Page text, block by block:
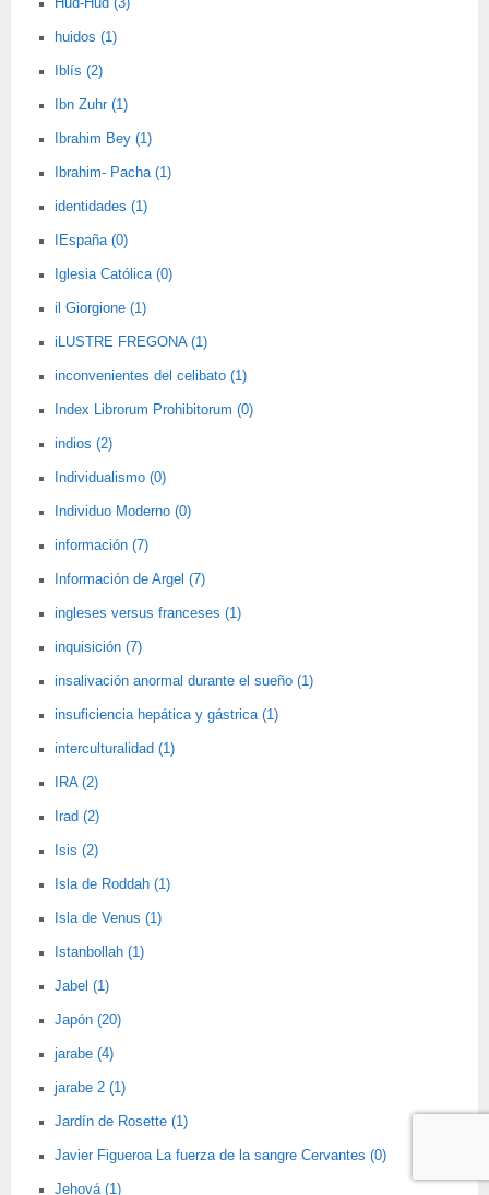
Hud-Hud (3)
huidos (1)
Iblís (2)
Ibn Zuhr (1)
Ibrahim Bey (1)
Ibrahim- Pacha (1)
identidades (1)
IEspaña (0)
Iglesia Católica (0)
il Giorgione (1)
iLUSTRE FREGONA (1)
inconvenientes del celibato (1)
Index Librorum Prohibitorum (0)
indios (2)
Individualismo (0)
Individuo Moderno (0)
información (7)
Información de Argel (7)
ingleses versus franceses (1)
inquisición (7)
insalivación anormal durante el sueño (1)
insuficiencia hepática y gástrica (1)
interculturalidad (1)
IRA (2)
Irad (2)
Isis (2)
Isla de Roddah (1)
Isla de Venus (1)
Istanbollah (1)
Jabel (1)
Japón (20)
jarabe (4)
jarabe 2 (1)
Jardín de Rosette (1)
Javier Figueroa La fuerza de la sangre Cervantes (0)
Jehová (1)